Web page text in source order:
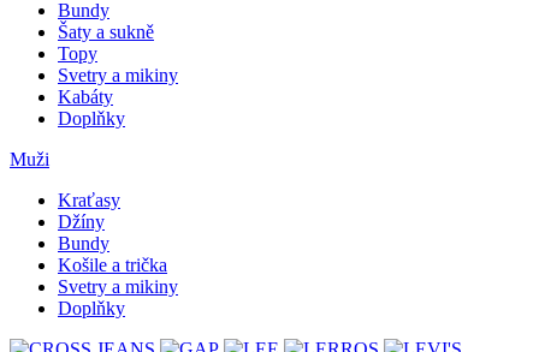
Bundy
Šaty a sukně
Topy
Svetry a mikiny
Kabáty
Doplňky
Muži
Kraťasy
Džíny
Bundy
Košile a trička
Svetry a mikiny
Doplňky